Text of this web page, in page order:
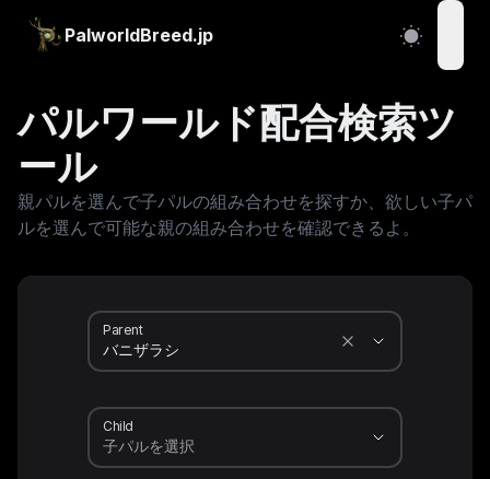
PalworldBreed.jp
パルワールド配合検索ツ
ール
親パルを選んで子パルの組み合わせを探すか、欲しい子パ
ルを選んで可能な親の組み合わせを確認できるよ。
Parent
Child